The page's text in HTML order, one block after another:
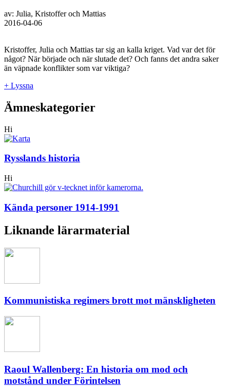
av: Julia, Kristoffer och Mattias
2016-04-06
Kristoffer, Julia och Mattias tar sig an kalla kriget. Vad var det för
något? När började och när slutade det? Och fanns det andra saker
än väpnade konflikter som var viktiga?
+ Lyssna
Ämneskategorier
Hi
Rysslands historia
Hi
Kända personer 1914-1991
Liknande lärarmaterial
Kommunistiska regimers brott mot mänskligheten
Raoul Wallenberg: En historia om mod och
motstånd under Förintelsen